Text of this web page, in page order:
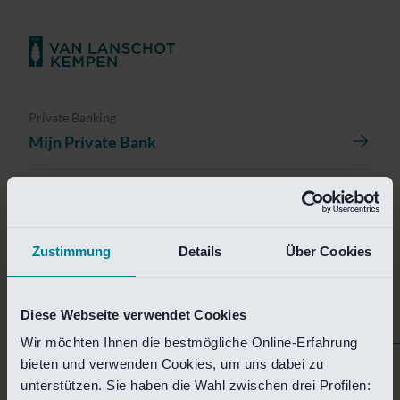
Zustimmung Details Über Cookies
Diese Webseite verwendet Cookies
Wir möchten Ihnen die bestmögliche Online-Erfahrung
bieten und verwenden Cookies, um uns dabei zu
unterstützen. Sie haben die Wahl zwischen drei Profilen:
Private Banking
Mijn Private Bank
Helaas is deze pagina